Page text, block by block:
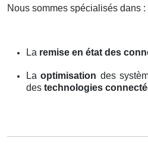
Nous sommes spécialisés dans :
La remise en état des
Laoptimisation des
des technologies